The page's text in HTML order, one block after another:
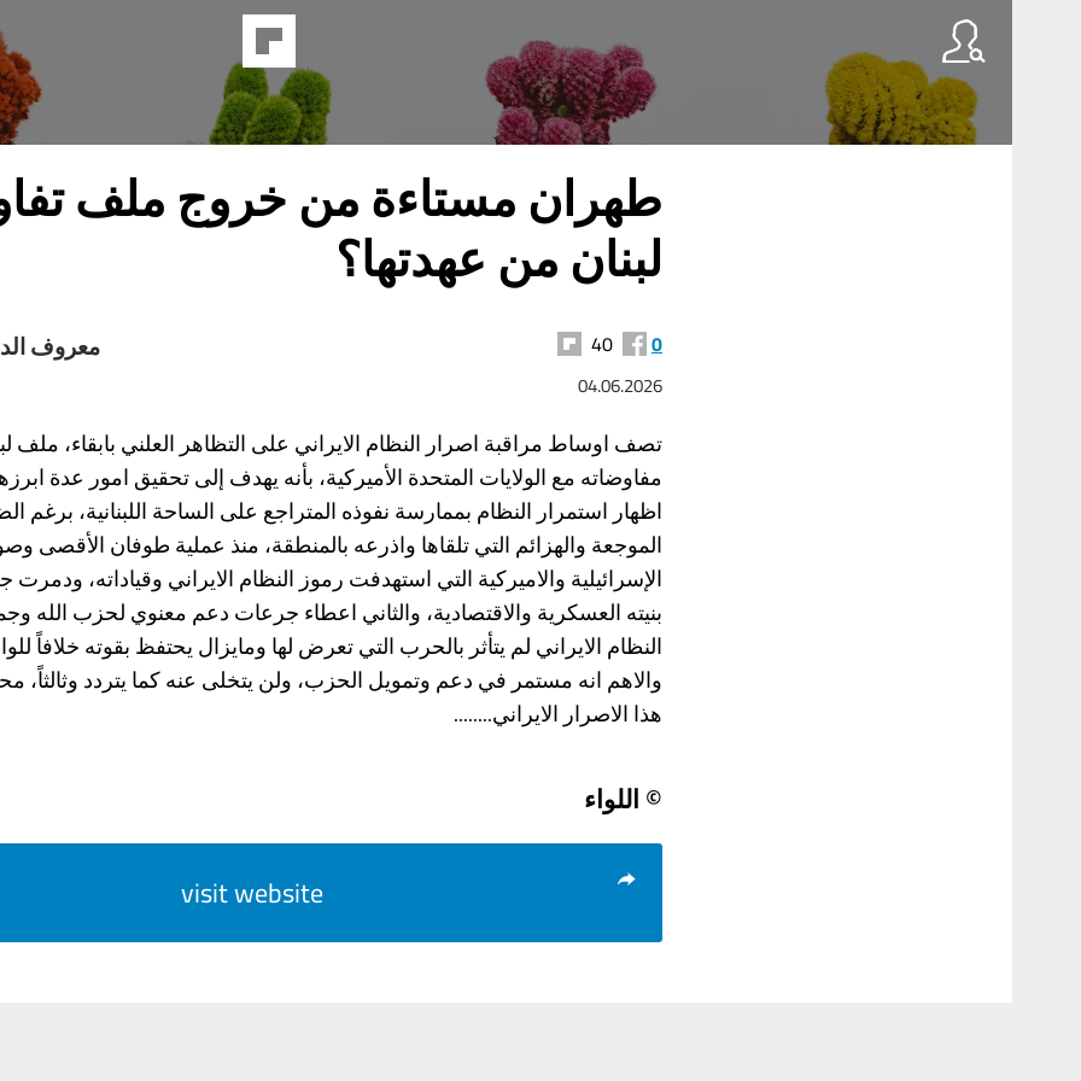
طهران مستاءة من خروج ملف
لبنان من عهدتها؟
معروف 40 0
04.06.2026
تصف اوساط مراقبة اصرار النظام الايراني على التظاهر العلني بابقاء، ملف
مفاوضاته مع الولايات المتحدة الأميركية، بأنه يهدف إلى تحقيق امور عدة
اظهار استمرار النظام بممارسة نفوذه المتراجع على الساحة اللبنانية، برغم
الموجعة والهزائم التي تلقاها واذرعه بالمنطقة، منذ عملية طوفان الأقصى
الإسرائيلية والاميركية التي استهدفت رموز النظام الايراني وقياداته، ودمرت
بنيته العسكرية والاقتصادية، والثاني اعطاء جرعات دعم معنوي لحزب الله
النظام الايراني لم يتأثر بالحرب التي تعرض لها ومايزال يحتفظ بقوته خلافاً
والاهم انه مستمر في دعم وتمويل الحزب، ولن يتخلى عنه كما يتردد وثالثاً،
هذا الاصرار الايراني........
© اللواء
visit website